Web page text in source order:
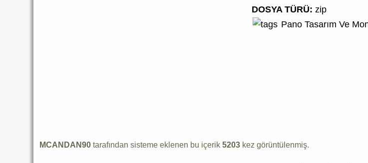
DOSYA TÜRÜ: zip
Pano Tasarım Ve
MCANDAN90 tarafından sisteme eklenen bu içerik5203 kez görüntülenmiş.